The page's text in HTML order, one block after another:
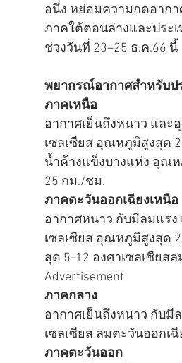
อนึ่ง หย่อมความกดอาก
ภาคใต้ตอนล่างและประ
ช่วงวันที่ 23–25 ธ.ค.66 นี้
พยากรณ์อากาศสำหรับป
ภาคเหนือ
อากาศเย็นถึงหนาว และ
เซลเซียส อุณหภูมิสูงสุด
น้ำค้างแข็งบางแห่ง อุณห
25 กม./ชม.
ภาคตะวันออกเฉียงเหนือ
อากาศหนาว กับมีลมแรง
เซลเซียส อุณหภูมิสูงสุด
สุด 5-12 องศาเซลเซียส
Advertisement
ภาคกลาง
อากาศเย็นถึงหนาว กับมี
เซลเซียส ลมตะวันออกเฉี
ภาคตะวันออก